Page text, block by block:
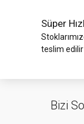
Süper
teslim edilir
Bizi